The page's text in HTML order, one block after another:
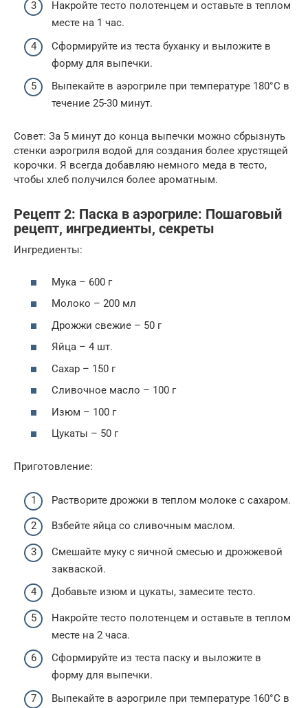
Накройте тесто полотенцем и оставьте в теплом
месте на 1 час.
Сформируйте из теста буханку и выложите в
форму для выпечки.
Выпекайте в аэрогриле при температуре 180°C в
течение 25-30 минут.
Совет: За 5 минут до конца выпечки можно сбрызнуть
стенки аэрогриля водой для создания более хрустящей
корочки. Я всегда добавляю немного меда в тесто,
чтобы хлеб получился более ароматным.
Рецепт 2: Паска в аэрогриле: Пошаговый
рецепт, ингредиенты, секреты
Ингредиенты:
Мука – 600 г
Молоко – 200 мл
Дрожжи свежие – 50 г
Яйца – 4 шт.
Сахар – 150 г
Сливочное масло – 100 г
Изюм – 100 г
Цукаты – 50 г
Приготовление:
Растворите дрожжи в теплом молоке с сахаром.
Взбейте яйца со сливочным маслом.
Смешайте муку с яичной смесью и дрожжевой
закваской.
Добавьте изюм и цукаты, замесите тесто.
Накройте тесто полотенцем и оставьте в теплом
месте на 2 часа.
Сформируйте из теста паску и выложите в
форму для выпечки.
Выпекайте в аэрогриле при температуре 160°C в